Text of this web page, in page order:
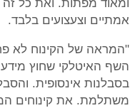
ומאוד מפתות. ואת כל זה
אמתיים וצעצועים בלבד.
"המראה של הקינוח לא
השף האיטלקי שחוץ מידע
בסבלנות אינסופית.
משתלמת. את קינוחים